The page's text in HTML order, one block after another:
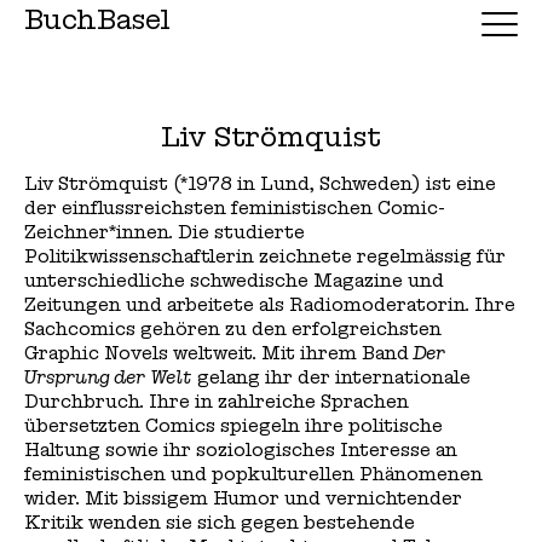
BuchBasel
Liv Strömquist
Liv Strömquist (*1978 in Lund, Schweden) ist eine
der einflussreichsten feministischen Comic-
Zeichner*innen. Die studierte
Politikwissenschaftlerin zeichnete regelmässig für
unterschiedliche schwedische Magazine und
Zeitungen und arbeitete als Radiomoderatorin. Ihre
Sachcomics gehören zu den erfolgreichsten
Graphic Novels weltweit. Mit ihrem Band Der
Ursprung der Welt gelang ihr der internationale
Durchbruch. Ihre in zahlreiche Sprachen
übersetzten Comics spiegeln ihre politische
Haltung sowie ihr soziologisches Interesse an
feministischen und popkulturellen Phänomenen
wider. Mit bissigem Humor und vernichtender
Kritik wenden sie sich gegen bestehende